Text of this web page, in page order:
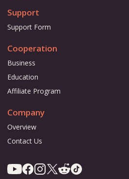
Support
Support Form
Cooperation
Business
Education
Affiliate Program
Company
Overview
Contact Us